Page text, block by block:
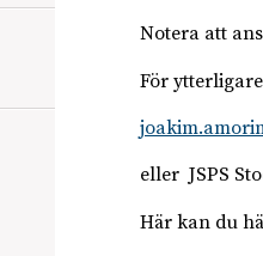
Notera att
För
eller JSPS
Här kan du